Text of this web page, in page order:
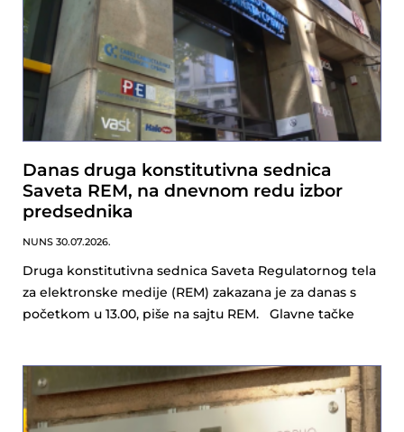
Danas druga konstitutivna sednica
Saveta REM, na dnevnom redu izbor
predsednika
NUNS 30.07.2026.
Druga konstitutivna sednica Saveta Regulatornog tela
za elektronske medije (REM) zakazana je za danas s
početkom u 13.00, piše na sajtu REM. Glavne tačke